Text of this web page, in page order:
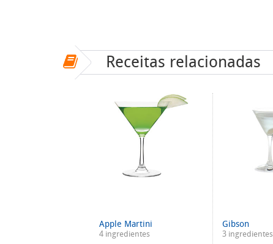
Receitas relacionadas
Apple Martini
4 ingredientes
Gibson
3 ingredientes